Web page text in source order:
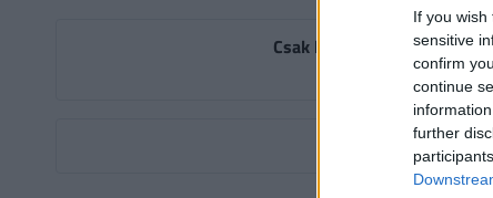
If you
sensitive
confirm
continue
further
Csak bejelentkezett
A
Még nincsenek